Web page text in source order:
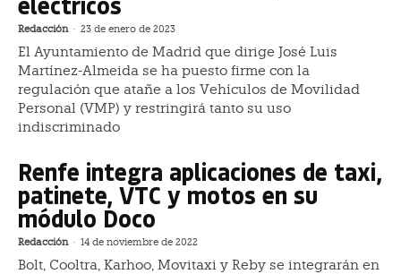
Redacción - 23 de enero de 2023
El Ayuntamiento de Madrid que dirige José Luis
Martínez-Almeida se ha puesto firme con la
regulación que atañe a los Vehículos de Movilidad
Personal (VMP) y restringirá tanto su uso
indiscriminado
Renfe integra aplicaciones de taxi,
patinete, VTC y motos en su
módulo Doco
Redacción - 14 de noviembre de 2022
Bolt, Cooltra, Karhoo, Movitaxi y Reby se integrarán en